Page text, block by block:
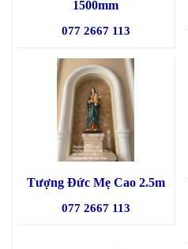
1500mm
077 2667 113
Tượng Đức Mẹ Cao 2.5m
077 2667 113